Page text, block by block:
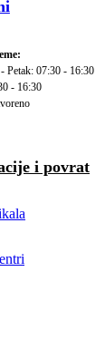
Petak: 07:30 - 16:30
- 16:30
i povrat